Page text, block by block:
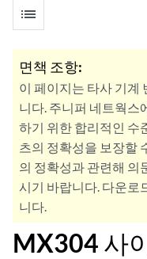
list
면책 조항:
이 페이지는 타사 기계
니다. 주니퍼 네트웍스
하기 위한 합리적인 수
츠의 정확성을 보장할
의 정확성과 관련해 의
시기 바랍니다. 다운로
니다.
MX304 사